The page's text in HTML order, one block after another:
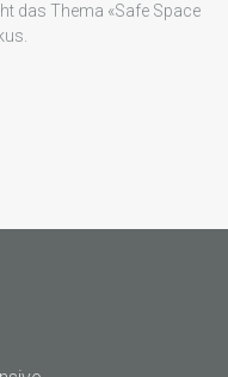
das Thema «Safe Space